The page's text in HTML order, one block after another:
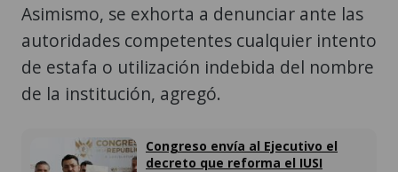
Asimismo, se exhorta a denunciar ante las
autoridades competentes cualquier intento
de estafa o utilización indebida del nombre
de la institución, agregó.
Congreso envía al Ejecutivo el
decreto que reforma el IUSI